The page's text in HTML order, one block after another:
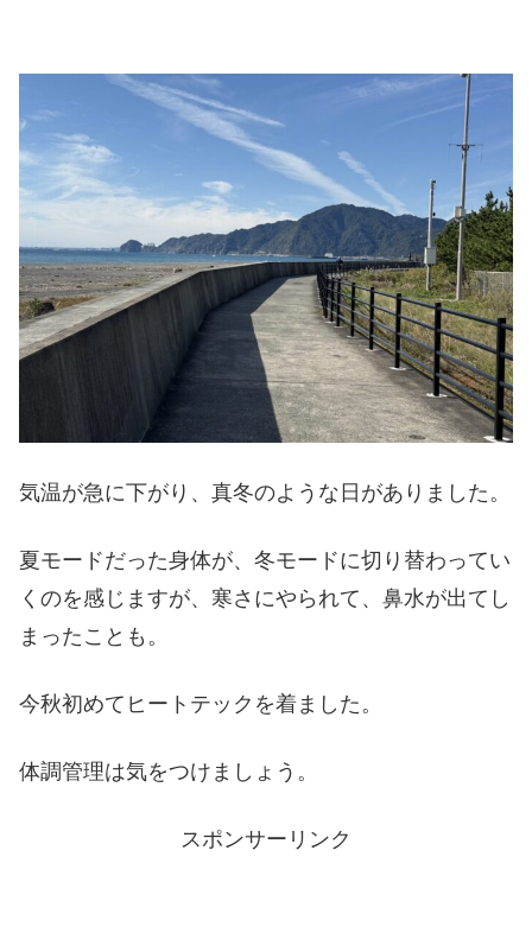
気温が急に下がり、真冬のような日がありました。
夏モードだった身体が、冬モードに切り替わってい
くのを感じますが、寒さにやられて、鼻水が出てし
まったことも。
今秋初めてヒートテックを着ました。
体調管理は気をつけましょう。
スポンサーリンク